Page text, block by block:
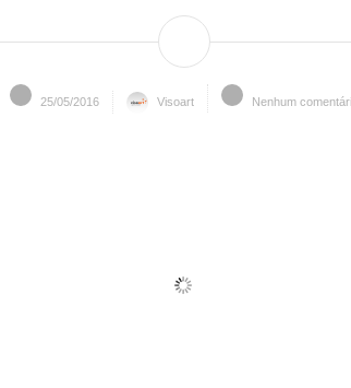
25/05/2016 Visoart Nenhum